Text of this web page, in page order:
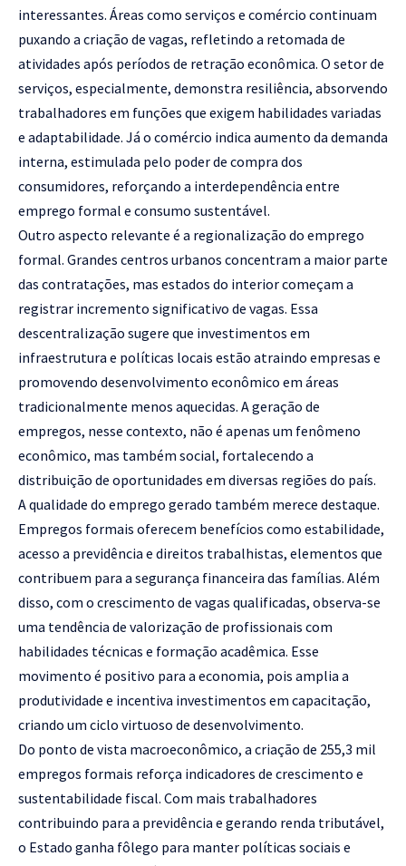
interessantes. Áreas como serviços e comércio continuam
puxando a criação de vagas, refletindo a retomada de
atividades após períodos de retração econômica. O setor de
serviços, especialmente, demonstra resiliência, absorvendo
trabalhadores em funções que exigem habilidades variadas
e adaptabilidade. Já o comércio indica aumento da demanda
interna, estimulada pelo poder de compra dos
consumidores, reforçando a interdependência entre
emprego formal e consumo sustentável.
Outro aspecto relevante é a regionalização do emprego
formal. Grandes centros urbanos concentram a maior parte
das contratações, mas estados do interior começam a
registrar incremento significativo de vagas. Essa
descentralização sugere que investimentos em
infraestrutura e políticas locais estão atraindo empresas e
promovendo desenvolvimento econômico em áreas
tradicionalmente menos aquecidas. A geração de
empregos, nesse contexto, não é apenas um fenômeno
econômico, mas também social, fortalecendo a
distribuição de oportunidades em diversas regiões do país.
A qualidade do emprego gerado também merece destaque.
Empregos formais oferecem benefícios como estabilidade,
acesso a previdência e direitos trabalhistas, elementos que
contribuem para a segurança financeira das famílias. Além
disso, com o crescimento de vagas qualificadas, observa-se
uma tendência de valorização de profissionais com
habilidades técnicas e formação acadêmica. Esse
movimento é positivo para a economia, pois amplia a
produtividade e incentiva investimentos em capacitação,
criando um ciclo virtuoso de desenvolvimento.
Do ponto de vista macroeconômico, a criação de 255,3 mil
empregos formais reforça indicadores de crescimento e
sustentabilidade fiscal. Com mais trabalhadores
contribuindo para a previdência e gerando renda tributável,
o Estado ganha fôlego para manter políticas sociais e